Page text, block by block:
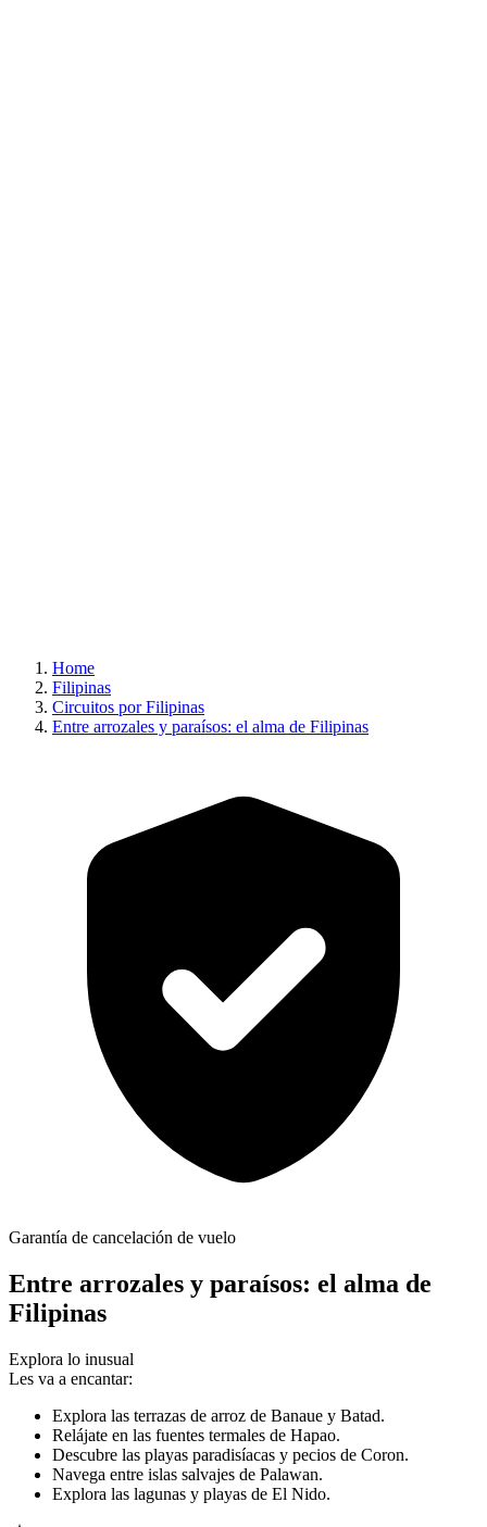
Home
Filipinas
Circuitos por Filipinas
Entre arrozales y paraísos: el alma de Filipinas
Garantía de cancelación de vuelo
Entre arrozales y paraísos: el alma de
Filipinas
Explora lo inusual
Les va a encantar:
Explora las terrazas de arroz de Banaue y Batad.
Relájate en las fuentes termales de Hapao.
Descubre las playas paradisíacas y pecios de Coron.
Navega entre islas salvajes de Palawan.
Explora las lagunas y playas de El Nido.